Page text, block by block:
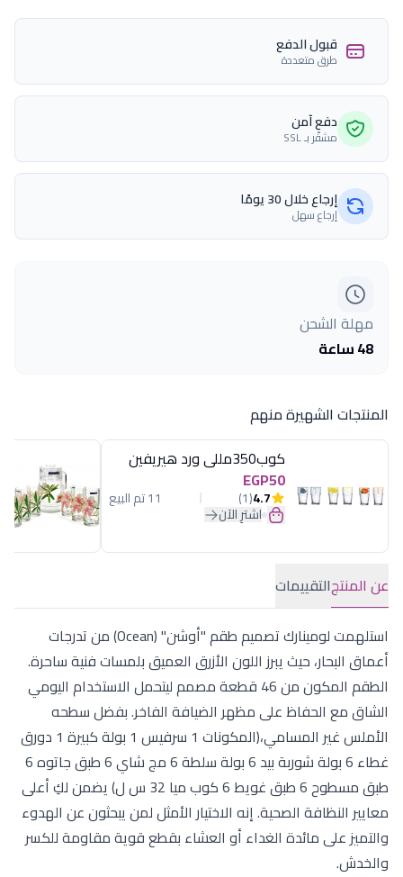
قبول الدفع
طرق متعددة
دفع آمن
مشفّر بـ SSL
إرجاع خلال 30 يومًا
إرجاع سهل
مهلة الشحن
48 ساعة
المنتجات الشهيرة منهم
كوب350مللى ورد هيريفين
EGP50
4.7
(1) 11 تم البيع
اشترِ الآن
عن المنتجالتقييمات
استلهمت لومينارك تصميم طقم "أوشن" (Ocean) من تدرجات
أعماق البحار، حيث يبرز اللون الأزرق العميق بلمسات فنية ساحرة.
الطقم المكون من 46 قطعة مصمم ليتحمل الاستخدام اليومي
الشاق مع الحفاظ على مظهر الضيافة الفاخر. بفضل سطحه
الأملس غير المسامي،(المكونات 1 سرفيس 1 بولة كبيرة 1 دورق
غطاء 6 بولة شوربة بيد 6 بولة سلطة 6 مج شاي 6 طبق جاتوه 6
طبق مسطوح 6 طبق غويط 6 كوب ميا 32 س ل) يضمن لكِ أعلى
معايير النظافة الصحية. إنه الاختيار الأمثل لمن يبحثون عن الهدوء
والتميز على مائدة الغداء أو العشاء بقطع قوية مقاومة للكسر
والخدش.